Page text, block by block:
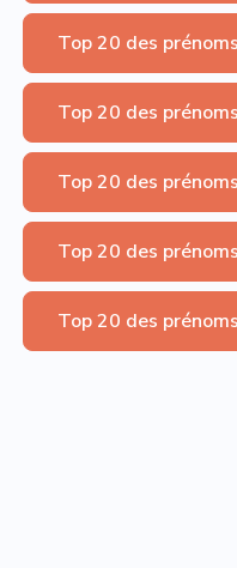
Top 20 des
Top 20 des
Top 20 des
Top 20 des
Top 20 des